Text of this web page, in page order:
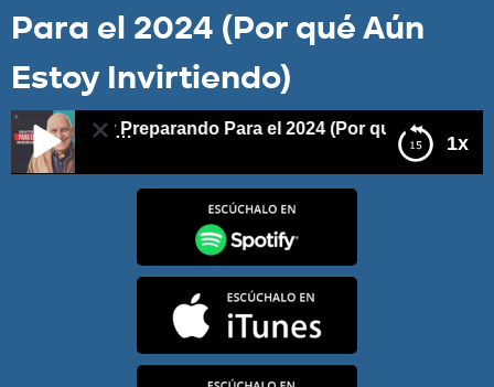
Para el 2024 (Por qué Aún
Estoy Invirtiendo)
1x
Estoy Preparando Para el 2024 (Por qué Aún Estoy
Cómo Me Estoy Preparando Para el 2024 (Por qué